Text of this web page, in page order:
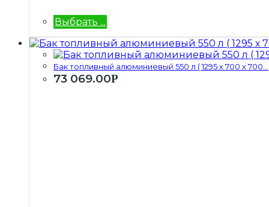
Выбрать ...
Бак топливный алюминиевый 550 л ( 1295 х 700 х 700...
73 069.00Р